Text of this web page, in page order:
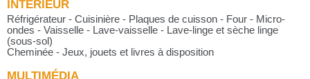
INTÉRIEUR
Réfrigérateur - Cuisinière - Plaques de cuisson - Four - Micro-
ondes - Vaisselle - Lave-vaisselle - Lave-linge et sèche linge
(sous-sol)
Cheminée - Jeux, jouets et livres à disposition
MULTIMÉDIA